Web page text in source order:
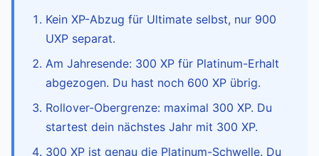
Kein XP-Abzug für Ultimate selbst, nur 900
UXP separat.
Am Jahresende: 300 XP für Platinum-Erhalt
abgezogen. Du hast noch 600 XP übrig.
Rollover-Obergrenze: maximal 300 XP. Du
startest dein nächstes Jahr mit 300 XP.
300 XP ist genau die Platinum-Schwelle. Du